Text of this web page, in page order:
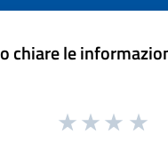
chiare le